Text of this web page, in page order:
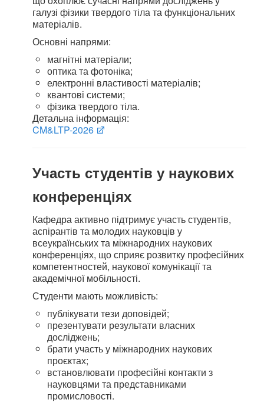
галузі фізики твердого тіла та функціональних
матеріалів.
Основні напрями:
магнітні матеріали;
оптика та фотоніка;
електронні властивості матеріалів;
квантові системи;
фізика твердого тіла.
Детальна інформація:
CM&LTP-2026
Участь студентів у наукових
конференціях
Кафедра активно підтримує участь студентів,
аспірантів та молодих науковців у
всеукраїнських та міжнародних наукових
конференціях, що сприяє розвитку професійних
компетентностей, наукової комунікації та
академічної мобільності.
Студенти мають можливість:
публікувати тези доповідей;
презентувати результати власних
досліджень;
брати участь у міжнародних наукових
проєктах;
встановлювати професійні контакти з
науковцями та представниками
промисловості.